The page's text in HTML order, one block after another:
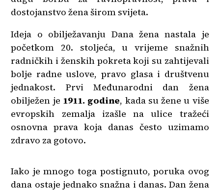
dostojanstvo žena širom svijeta.
Ideja o obilježavanju Dana žena nastala je
početkom 20. stoljeća, u vrijeme snažnih
radničkih i ženskih pokreta koji su zahtijevali
bolje radne uslove, pravo glasa i društvenu
jednakost. Prvi Međunarodni dan žena
obilježen je 1911. godine, kada su žene u više
evropskih zemalja izašle na ulice tražeći
osnovna prava koja danas često uzimamo
zdravo za gotovo.
Iako je mnogo toga postignuto, poruka ovog
dana ostaje jednako snažna i danas. Dan žena